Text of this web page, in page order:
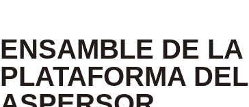
ENSAMBLE DE LA
PLATAFORMA DEL